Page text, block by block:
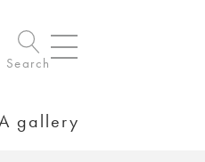
Search
gallery